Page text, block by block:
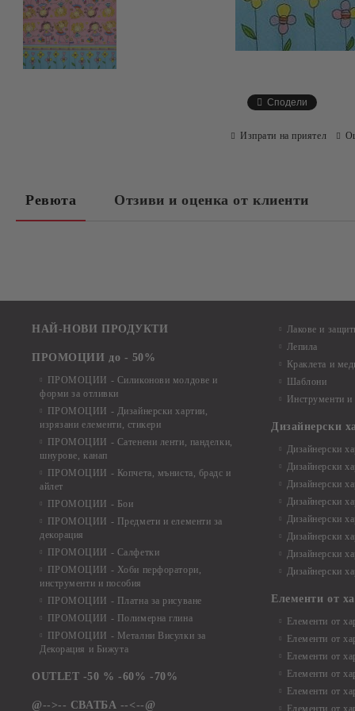
Сподели
Изпрати на приятел
Ревюта Отзиви и оценка от клиенти
НАЙ-НОВИ ПРОДУКТИ
ПРОМОЦИИ до - 50%
ПРОМОЦИИ - Силиконови молдове и
форми за отливки
ПРОМОЦИИ - Дизайнерски хартии,
изрязани елементи, стикери
ПРОМОЦИИ - Сатенени ленти, панделки,
шнурове, канап
ПРОМОЦИИ - Копчета, мъниста, брадс и
айлет
ПРОМОЦИИ - Бои
ПРОМОЦИИ - Предмети и елементи за
декорация
ПРОМОЦИИ - Салфетки
ПРОМОЦИИ - Хоби перфоратори,
инструменти и пособия
ПРОМОЦИИ - Платна за рисуване
ПРОМОЦИИ - Полимерна глина
ПРОМОЦИИ - Метални Висулки за
Декорация и Бижута
OUTLET -50 % -60% -70%
@-->-- СВАТБА --<--@
Лакове и
Лепила
Краклета и
Шаблони
Инструменти
Дизайнерски
Дизайнерски
Дизайнерски
Дизайнерски
Дизайнерски
Дизайнерски
Дизайнерски
Дизайнерски
Дизайнерски
Елементи от
Елементи от
Елементи от
Елементи от
Елементи от
Елементи от
Елементи от